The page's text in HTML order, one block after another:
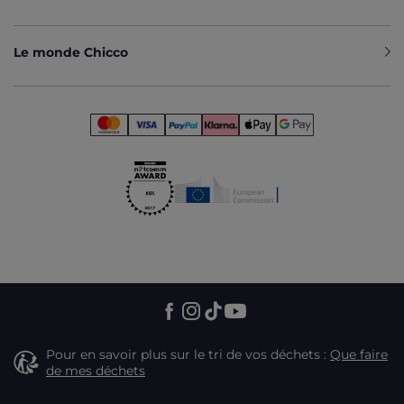
CHOIX MALIN DES PARENTS ?
Si vous recherchez une solution qui va à l'essentiel sans
pour vous. Moins volumineuse qu'un pack trio, lapoussette
réellement besoin chaque jour : une assise confortable pour
les balades et un siège auto sécurisé pour les trajets. En
en puériculture, vous assurant un équipement fiable,
élégant et parfaitement adapté au rythme de votre vie de
Le monde Chicco
Pour en savoir plus sur le tri de vos déchets : Que faire
de mes déchets